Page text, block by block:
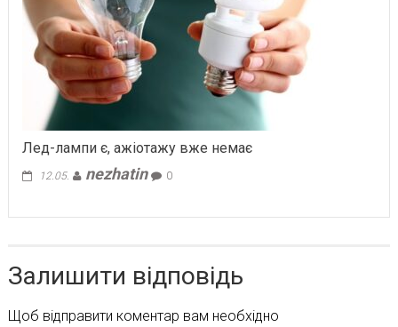
Лед-лампи є, ажіотажу вже немає
12.05. nezhatin 0
Залишити відповідь
Щоб відправити коментар вам необхідно